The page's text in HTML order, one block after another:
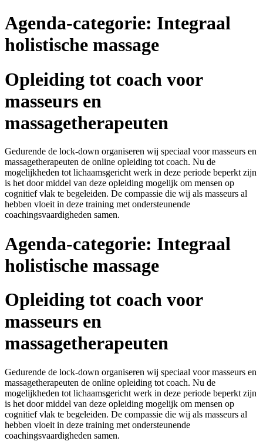
Agenda-categorie: Integraal
holistische massage
Opleiding tot coach voor
masseurs en
massagetherapeuten
Gedurende de lock-down organiseren wij speciaal voor masseurs en
massagetherapeuten de online opleiding tot coach. Nu de
mogelijkheden tot lichaamsgericht werk in deze periode beperkt zijn
is het door middel van deze opleiding mogelijk om mensen op
cognitief vlak te begeleiden. De compassie die wij als masseurs al
hebben vloeit in deze training met ondersteunende
coachingsvaardigheden samen.
Agenda-categorie: Integraal
holistische massage
Opleiding tot coach voor
masseurs en
massagetherapeuten
Gedurende de lock-down organiseren wij speciaal voor masseurs en
massagetherapeuten de online opleiding tot coach. Nu de
mogelijkheden tot lichaamsgericht werk in deze periode beperkt zijn
is het door middel van deze opleiding mogelijk om mensen op
cognitief vlak te begeleiden. De compassie die wij als masseurs al
hebben vloeit in deze training met ondersteunende
coachingsvaardigheden samen.